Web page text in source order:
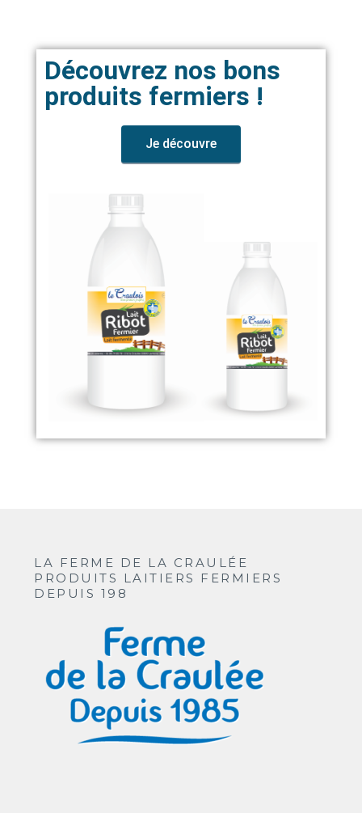
Découvrez nos bons
produits fermiers !
Je découvre
LA FERME DE LA CRAULÉE
PRODUITS LAITIERS FERMIERS
DEPUIS 198